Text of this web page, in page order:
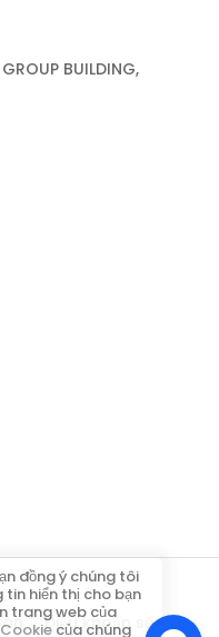
BUILDING,
Điều khoản sử
đồng ý chúng tôi
hiển thị cho bạn
trang web của
của chúng